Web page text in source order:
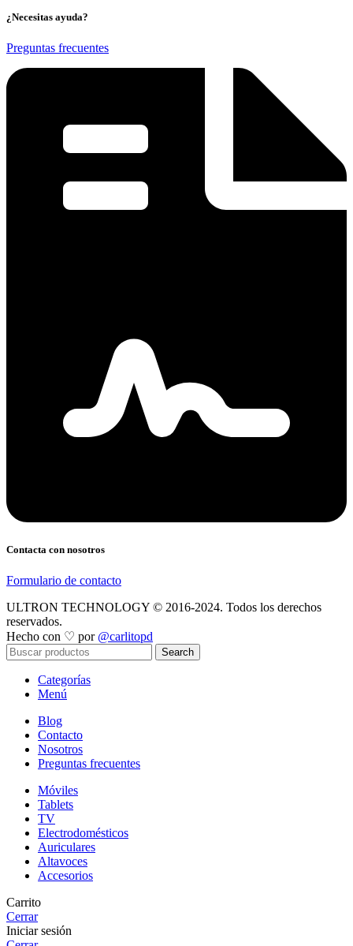
¿Necesitas ayuda?
Preguntas frecuentes
Contacta con nosotros
Formulario de contacto
ULTRON TECHNOLOGY © 2016-2024. Todos los derechos
reservados.
Hecho con ♡ por @carlitopd
Search
Categorías
Menú
Blog
Contacto
Nosotros
Preguntas frecuentes
Móviles
Tablets
TV
Electrodomésticos
Auriculares
Altavoces
Accesorios
Carrito
Cerrar
Iniciar sesión